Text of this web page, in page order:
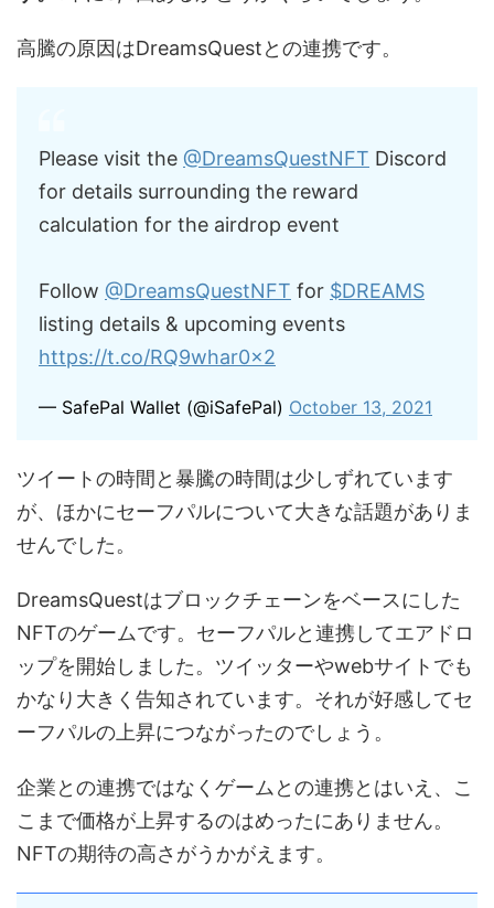
高騰の原因はDreamsQuestとの連携です。
Please visit the @DreamsQuestNFT Discord
for details surrounding the reward
calculation for the airdrop event
Follow @DreamsQuestNFT for $DREAMS
listing details & upcoming events
https://t.co/RQ9whar0x2
— SafePal Wallet (@iSafePal) October 13, 2021
ツイートの時間と暴騰の時間は少しずれています
が、ほかにセーフパルについて大きな話題がありま
せんでした。
DreamsQuestはブロックチェーンをベースにした
NFTのゲームです。セーフパルと連携してエアドロ
ップを開始しました。ツイッターやwebサイトでも
かなり大きく告知されています。それが好感してセ
ーフパルの上昇につながったのでしょう。
企業との連携ではなくゲームとの連携とはいえ、こ
こまで価格が上昇するのはめったにありません。
NFTの期待の高さがうかがえます。